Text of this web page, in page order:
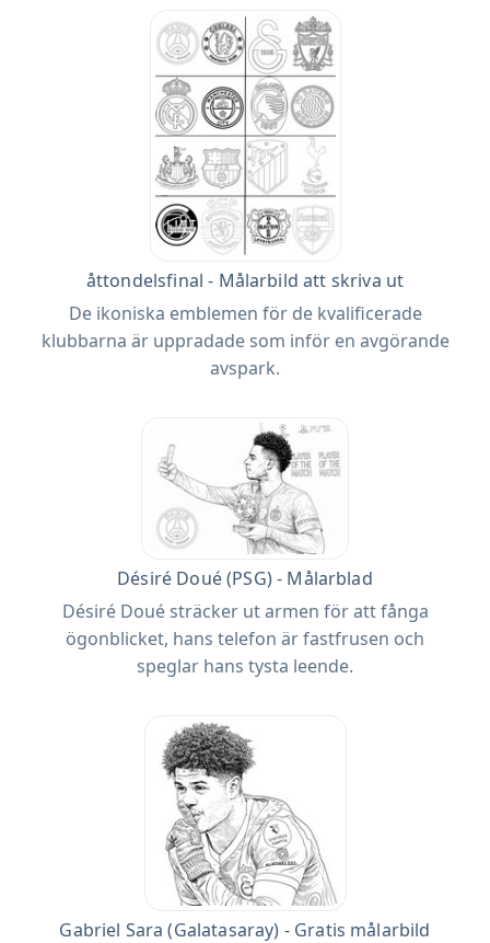
åttondelsfinal - Målarbild att skriva ut
De ikoniska emblemen för de kvalificerade
klubbarna är uppradade som inför en avgörande
avspark.
Désiré Doué (PSG) - Målarblad
Désiré Doué sträcker ut armen för att fånga
ögonblicket, hans telefon är fastfrusen och
speglar hans tysta leende.
Gabriel Sara (Galatasaray) - Gratis målarbild